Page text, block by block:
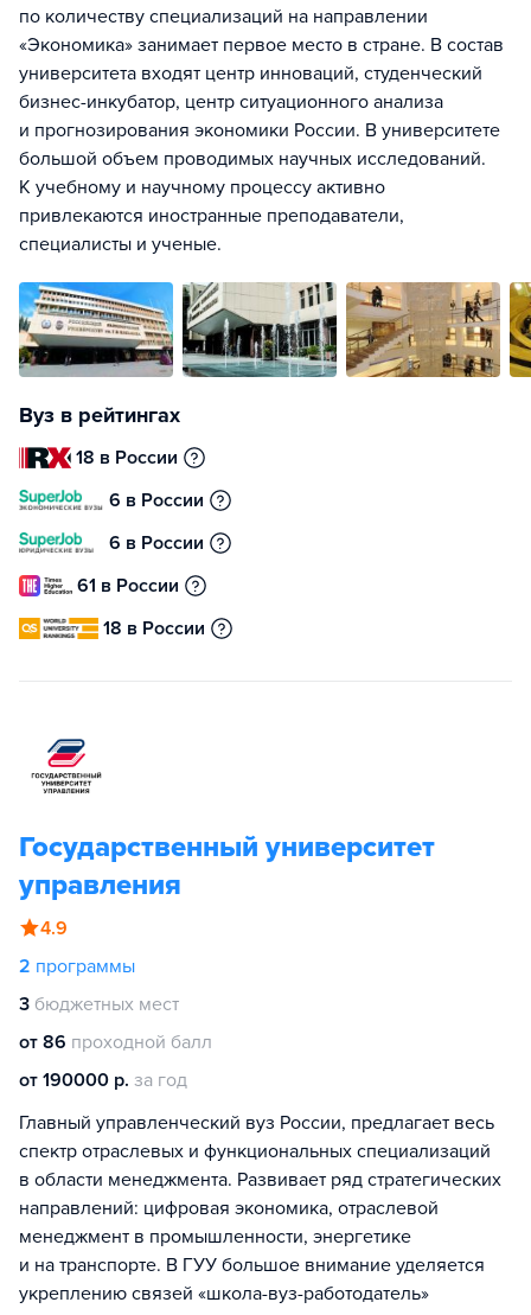
по количеству специализаций на направлении
«Экономика» занимает первое место в стране. В состав
университета входят центр инноваций, студенческий
бизнес-инкубатор, центр ситуационного анализа
и прогнозирования экономики России. В университете
большой объем проводимых научных исследований.
К учебному и научному процессу активно
привлекаются иностранные преподаватели,
специалисты и ученые.
Вуз в рейтингах
18 в России
6 в России
6 в России
61 в России
18 в России
Государственный университет
управления
4.9
2 программы
3 бюджетных мест
от 86 проходной балл
от 190000 р. за год
Главный управленческий вуз России, предлагает весь
спектр отраслевых и функциональных специализаций
в области менеджмента. Развивает ряд стратегических
направлений: цифровая экономика, отраслевой
менеджмент в промышленности, энергетике
и на транспорте. В ГУУ большое внимание уделяется
укреплению связей «школа-вуз-работодатель»